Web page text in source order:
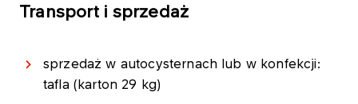
Transport i sprzedaż
sprzedaż w autocysternach lub w konfekcji:
tafla (karton 29 kg)